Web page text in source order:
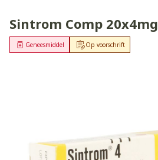
Sintrom Comp 20x4mg
Op voorschrift
Geneesmiddel